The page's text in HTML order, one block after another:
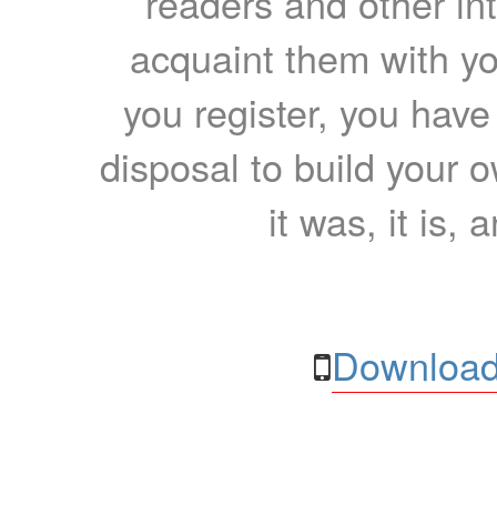
acquaint them with
you register, you
disposal to build your
it was, it is,